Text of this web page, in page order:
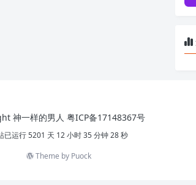
神一样的男人 粤ICP备17148367号
已运行 5201 天 12 小时 35 分钟 28 秒
Theme by Puock